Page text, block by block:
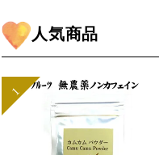
人気商品